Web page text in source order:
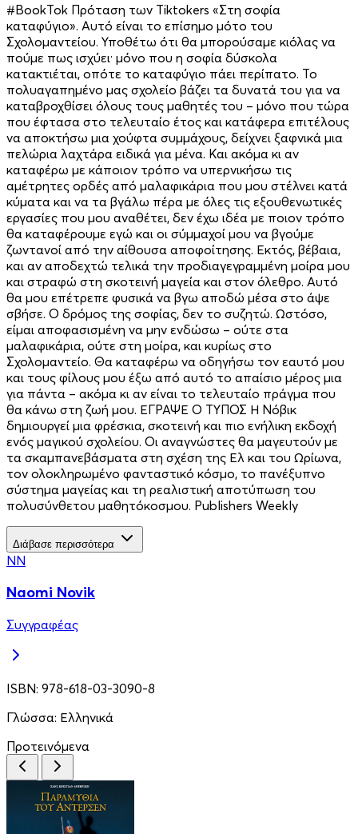
#BookTok Πρόταση των Tiktokers «Στη σοφία
καταφύγιο». Αυτό είναι το επίσηµο µότο του
Σχολοµαντείου. Υποθέτω ότι θα µπορούσαµε κιόλας να
πούµε πως ισχύει· µόνο που η σοφία δύσκολα
κατακτιέται, οπότε το καταφύγιο πάει περίπατο. Το
πολυαγαπηµένο µας σχολείο βάζει τα δυνατά του για να
καταβροχθίσει όλους τους µαθητές του – µόνο που τώρα
που έφτασα στο τελευταίο έτος και κατάφερα επιτέλους
να αποκτήσω µια χούφτα συµµάχους, δείχνει ξαφνικά µια
πελώρια λαχτάρα ειδικά για µένα. Και ακόµα κι αν
καταφέρω µε κάποιον τρόπο να υπερνικήσω τις
αµέτρητες ορδές από µαλαφικάρια που µου στέλνει κατά
κύµατα και να τα βγάλω πέρα µε όλες τις εξουθενωτικές
εργασίες που µου αναθέτει, δεν έχω ιδέα µε ποιον τρόπο
θα καταφέρουµε εγώ και οι σύµµαχοί µου να βγούµε
ζωντανοί από την αίθουσα αποφοίτησης. Εκτός, βέβαια,
και αν αποδεχτώ τελικά την προδιαγεγραµµένη µοίρα µου
και στραφώ στη σκοτεινή µαγεία και στον όλεθρο. Αυτό
θα µου επέτρεπε φυσικά να βγω αποδώ µέσα στο άψε
σβήσε. Ο δρόµος της σοφίας, δεν το συζητώ. Ωστόσο,
είµαι αποφασισµένη να µην ενδώσω – ούτε στα
µαλαφικάρια, ούτε στη µοίρα, και κυρίως στο
Σχολοµαντείο. Θα καταφέρω να οδηγήσω τον εαυτό µου
και τους φίλους µου έξω από αυτό το απαίσιο µέρος µια
για πάντα – ακόµα κι αν είναι το τελευταίο πράγµα που
θα κάνω στη ζωή µου. ΕΓΡΑΨΕ Ο ΤΥΠΟΣ Η Νόβικ
δηµιουργεί µια φρέσκια, σκοτεινή και πιο ενήλικη εκδοχή
ενός µαγικού σχολείου. Οι αναγνώστες θα µαγευτούν µε
τα σκαµπανεβάσµατα στη σχέση της Ελ και του Ωρίωνα,
τον ολοκληρωµένο φανταστικό κόσµο, το πανέξυπνο
σύστηµα µαγείας και τη ρεαλιστική αποτύπωση του
πολυσύνθετου µαθητόκοσµου. Publishers Weekly
Διάβασε περισσότερα
NN
Naomi Novik
Συγγραφέας
ISBN: 978-618-03-3090-8
Γλώσσα: Ελληνικά
Προτεινόμενα